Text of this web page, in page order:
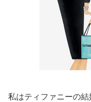
私はティファニーの